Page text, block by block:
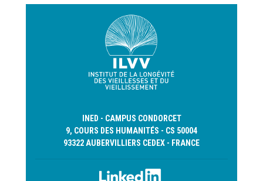
INED - CAMPUS CONDORCET
9, COURS DES HUMANITÉS - CS 50004
93322 AUBERVILLIERS CEDEX - FRANCE